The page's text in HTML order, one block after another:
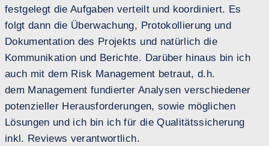
festgelegt die Aufgaben verteilt und koordiniert. Es
folgt dann die Überwachung, Protokollierung und
Dokumentation des Projekts und natürlich die
Kommunikation und Berichte. Darüber hinaus bin ich
auch mit dem Risk Management betraut, d.h.
dem Management fundierter Analysen verschiedener
potenzieller Herausforderungen, sowie möglichen
Lösungen und ich bin ich für die Qualitätssicherung
inkl. Reviews verantwortlich.